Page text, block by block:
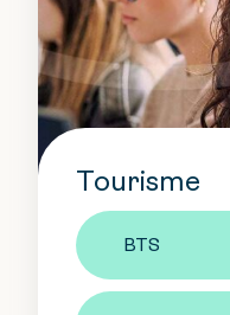
Tourisme
BTS